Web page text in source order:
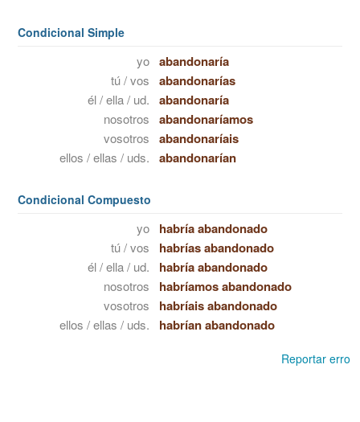
Condicional Simple
yo abandonaría
tú / vos abandonarías
él / ella / ud. abandonaría
nosotros abandonaríamos
vosotros abandonaríais
ellos / ellas / uds. abandonarían
Condicional Compuesto
yo habría abandonado
tú / vos habrías abandonado
él / ella / ud. habría abandonado
nosotros habríamos abandonado
vosotros habríais abandonado
ellos / ellas / uds. habrían abandonado
Reportar erro